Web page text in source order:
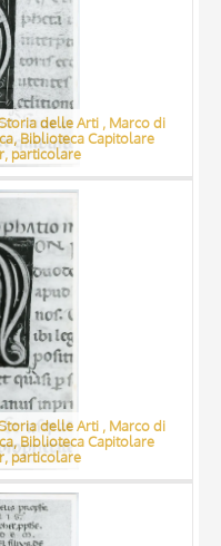
delle Arti , Marco di
Biblioteca Capitolare
particolare
delle Arti , Marco di
Biblioteca Capitolare
particolare